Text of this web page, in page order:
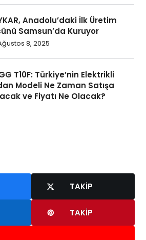
Anadolu’daki İlk Üretim
Samsun’da Kuruyor
8, 2025
T10F: Türkiye’nin Elektrikli
Modeli Ne Zaman Satışa
ve Fiyatı Ne Olacak?
TAKIP
TAKIP